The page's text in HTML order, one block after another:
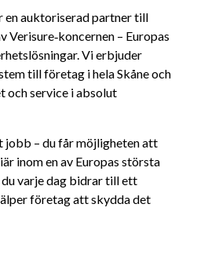
en auktoriserad partner till
Verisure‑koncernen – Europas
Vi erbjuder
till företag i hela Skåne och
och service i absolut
jobb – du får möjligheten att
inom en av Europas största
varje dag bidrar till ett
företag att skydda det